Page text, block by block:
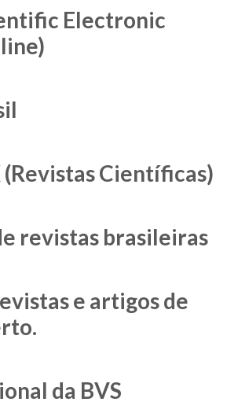
Electronic
(Revistas Científicas)
revistas brasileiras
e artigos de
da BVS